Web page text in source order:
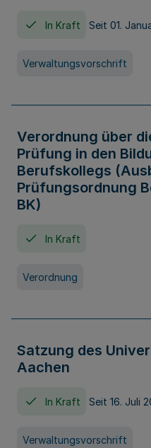
In Kraft Seit 01.
Verwaltungsvorschrift
Verordnung über
Prüfung in den
Berufskollegs
Prüfungsordnung
BK)
In Kraft
Verordnung
Satzung des
Aachen
In Kraft Seit 16. Juli
Verwaltungsvorschrift